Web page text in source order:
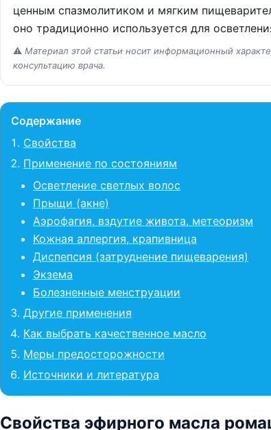
ценным спазмолитиком и мягким
оно традиционно используется для
⚠️ Материал этой статьи носит информационный
консультацию врача.
Содержание
Свойства
Применение по состояниям
Осветление светлых волос
Прыщи (акне)
Аэрофагия, вздутие живота, метеоризм
Кожная аллергия, крапивница
Диспепсия (затруднение пищеварения)
Экзема
Болезненные менструации
Другие применения
Как выбрать качественное масло
Меры предосторожности
Источники и литература
Свойства эфирного масла